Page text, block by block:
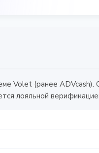
Volet (ранее ADVcash).
лояльной